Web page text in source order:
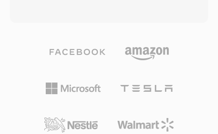
bis 96 kHz und bis zu 48 Kanäle, geeignet für
alles von Sprachanrufen bis hin zu Surround-
durch Apple und andere dafür, dass praktisch
Mediaplayer AAC-Inhalte nativ wiedergeben
kann.
Produktionen problematisch wird. W64 erreicht
Grössenfelder auf 64 Bit erweitert und GUIDs
statt Vier-Zeichen-Codes verwendet werden.
im Exabyte-Bereich und beseitigt damit jede